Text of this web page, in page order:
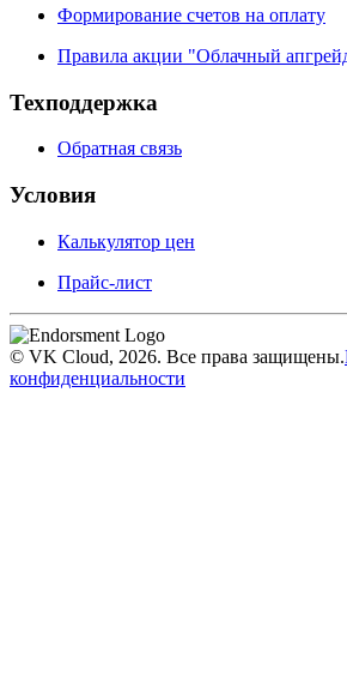
Формирование счетов на оплату
Правила акции "Облачный
Техподдержка
Обратная связь
Условия
Калькулятор цен
Прайс-лист
© VK Cloud, 2026. Все права защищены.
конфиденциальности